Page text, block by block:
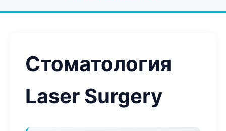
Стоматология
Laser Surgery